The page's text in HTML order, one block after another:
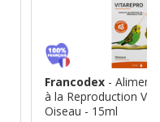
Francodex - Aliment
à la Reproduction
Oiseau - 15ml